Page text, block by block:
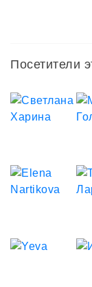
Посетители